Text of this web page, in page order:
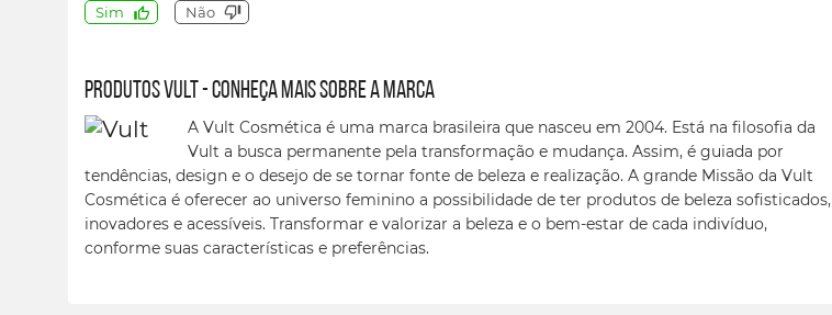
Sim Não
Produtos Vult - conheça mais sobre a marca
A Vult Cosmética é uma marca brasileira que nasceu em 2004. Está na filosofia da
Vult a busca permanente pela transformação e mudança. Assim, é guiada por
tendências, design e o desejo de se tornar fonte de beleza e realização. A grande Missão da Vult
Cosmética é oferecer ao universo feminino a possibilidade de ter produtos de beleza sofisticados,
inovadores e acessíveis. Transformar e valorizar a beleza e o bem-estar de cada indivíduo,
conforme suas características e preferências.